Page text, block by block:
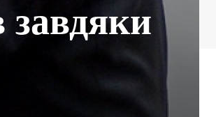
завдяки